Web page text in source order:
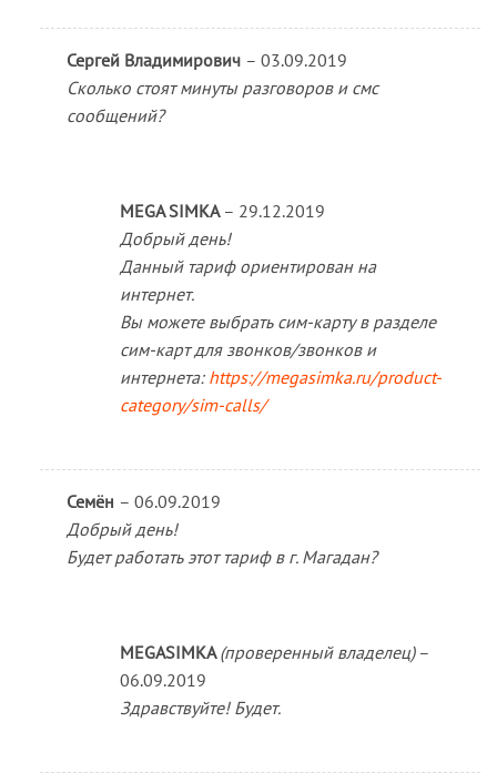
Сергей Владимирович – 03.09.2019
Сколько стоят минуты разговоров и смс
сообщений?
MEGA SIMKA – 29.12.2019
Добрый день!
Данный тариф ориентирован на
интернет.
Вы можете выбрать сим-карту в разделе
сим-карт для звонков/звонков и
интернета: https://megasimka.ru/product-
category/sim-calls/
Семён – 06.09.2019
Добрый день!
Будет работать этот тариф в г. Магадан?
MEGASIMKA(проверенный владелец) –
06.09.2019
Здравствуйте! Будет.